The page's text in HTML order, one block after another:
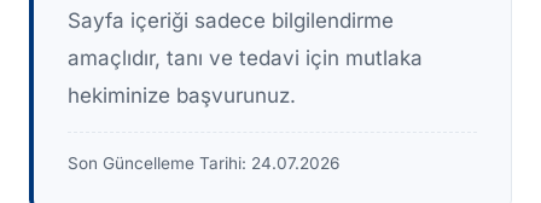
Sayfa içeriği sadece bilgilendirme
amaçlıdır, tanı ve tedavi için mutlaka
hekiminize başvurunuz.
Son Güncelleme Tarihi: 24.07.2026